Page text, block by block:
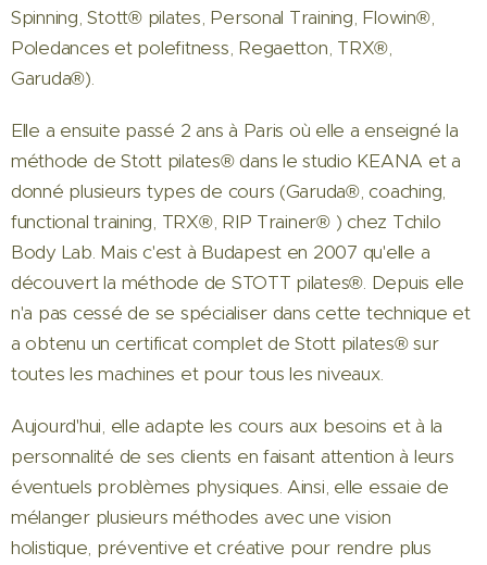
Spinning, Stott® pilates, Personal Training, Flowin®,
Poledances et polefitness, Regaetton, TRX®,
Garuda®).
Elle a ensuite passé 2 ans à Paris où elle a enseigné la
méthode de Stott pilates® dans le studio KEANA et a
donné plusieurs types de cours (Garuda®, coaching,
functional training, TRX®, RIP Trainer® ) chez Tchilo
Body Lab. Mais c'est à Budapest en 2007 qu'elle a
découvert la méthode de STOTT pilates®. Depuis elle
n'a pas cessé de se spécialiser dans cette technique et
a obtenu un certificat complet de Stott pilates® sur
toutes les machines et pour tous les niveaux.
Aujourd'hui, elle adapte les cours aux besoins et à la
personnalité de ses clients en faisant attention à leurs
éventuels problèmes physiques. Ainsi, elle essaie de
mélanger plusieurs méthodes avec une vision
holistique, préventive et créative pour rendre plus